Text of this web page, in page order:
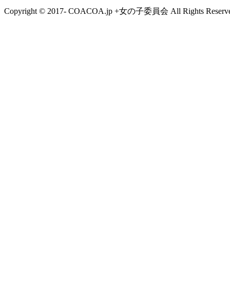
Copyright © 2017- COACOA.jp +女の子委員会 All Rights